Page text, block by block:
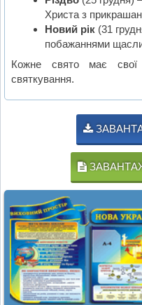
Христа з
Новий рік(31
побажаннями
Кожне свято має свої
святкування.